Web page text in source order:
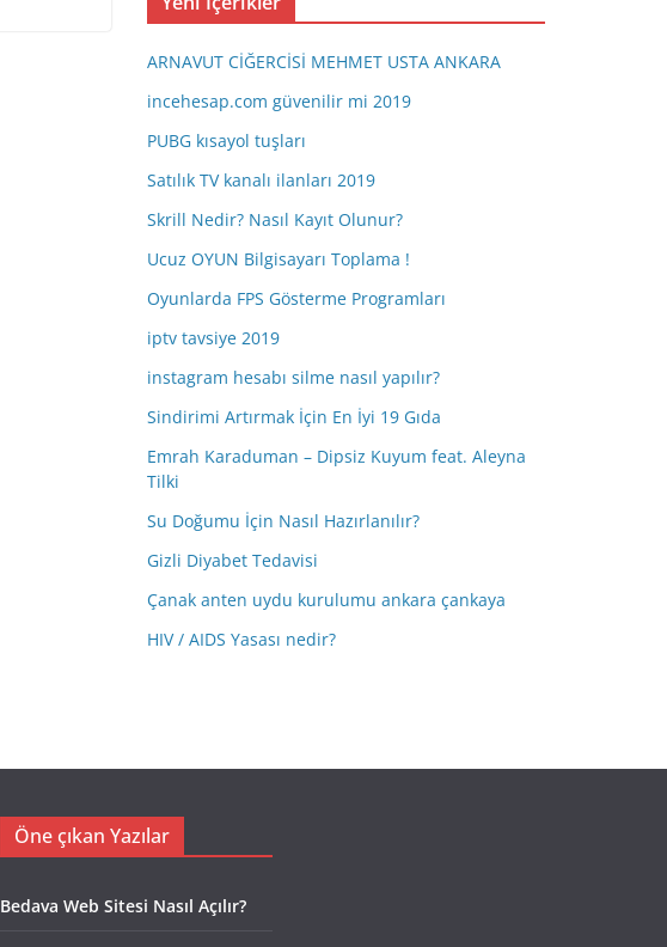
ARNAVUT CİĞERCİSİ MEHMET USTA ANKARA
incehesap.com güvenilir mi 2019
PUBG kısayol tuşları
Satılık TV kanalı ilanları 2019
Skrill Nedir? Nasıl Kayıt Olunur?
Ucuz OYUN Bilgisayarı Toplama !
Oyunlarda FPS Gösterme Programları
iptv tavsiye 2019
instagram hesabı silme nasıl yapılır?
Sindirimi Artırmak İçin En İyi 19 Gıda
Emrah Karaduman – Dipsiz Kuyum feat. Aleyna
Tilki
Su Doğumu İçin Nasıl Hazırlanılır?
Gizli Diyabet Tedavisi
Çanak anten uydu kurulumu ankara çankaya
HIV / AIDS Yasası nedir?
Öne çıkan Yazılar
Bedava Web Sitesi Nasıl Açılır?